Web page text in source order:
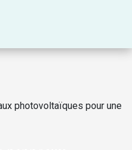
photovoltaïques pour une